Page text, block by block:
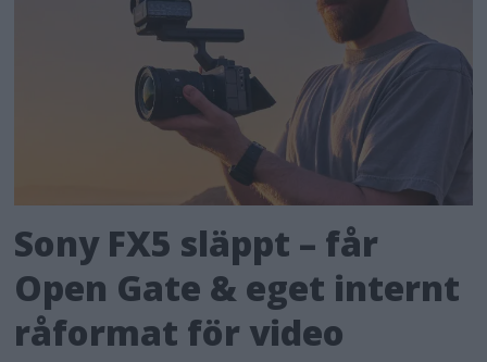
Sony FX5 släppt – får
Open Gate & eget internt
råformat för video